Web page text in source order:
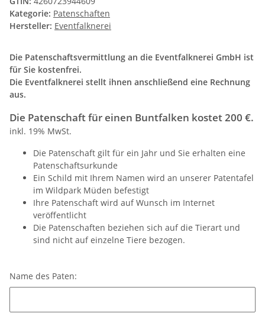
Kategorie: Patenschaften
Hersteller: Eventfalknerei
Die Patenschaftsvermittlung an die Eventfalknerei GmbH ist
für Sie kostenfrei.
Die Eventfalknerei stellt ihnen anschließend eine Rechnung
aus.
Die Patenschaft für einen Buntfalken kostet 200 €.
inkl. 19% MwSt.
Die Patenschaft gilt für ein Jahr und Sie erhalten eine
Patenschaftsurkunde
Ein Schild mit Ihrem Namen wird an unserer Patentafel
im Wildpark Müden befestigt
Ihre Patenschaft wird auf Wunsch im Internet
veröffentlicht
Die Patenschaften beziehen sich auf die Tierart und
sind nicht auf einzelne Tiere bezogen.
Name des Paten: